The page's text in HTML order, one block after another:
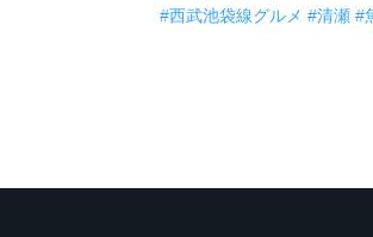
#西武池袋線グルメ #清瀬 #